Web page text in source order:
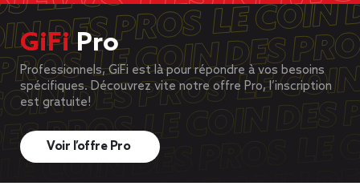
GiFiPro
Professionnels, GiFi est là pour répondre à vos besoins
spécifiques. Découvrez vite notre offre Pro, l’inscription
est gratuite!
Voir l’offre Pro